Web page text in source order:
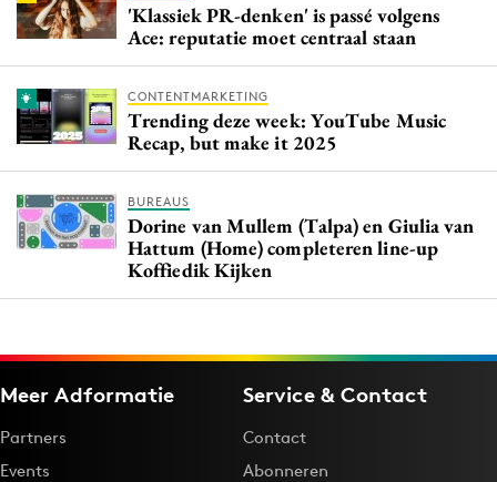
'Klassiek PR-denken' is passé volgens
Ace: reputatie moet centraal staan
CONTENTMARKETING
Trending deze week: YouTube Music
Recap, but make it 2025
BUREAUS
Dorine van Mullem (Talpa) en Giulia van
Hattum (Home) completeren line-up
Koffiedik Kijken
Meer Adformatie
Partners
Events
Service & Contact
Contact
Abonneren